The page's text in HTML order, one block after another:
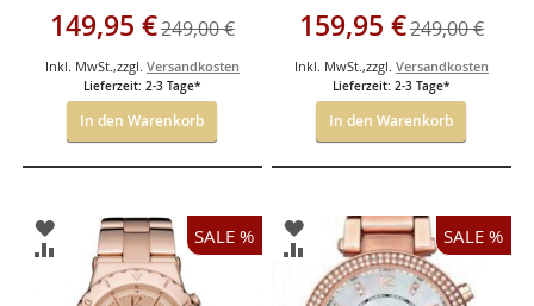
Sonderangebot
149,95 €249,00 €
Inkl. MwSt.,zzgl. Versandkosten
Lieferzeit: 2-3 Tage*
In den Warenkorb
Sonderangebot
159,95 €249,00 €
Inkl. MwSt.,zzgl. Versandkosten
Lieferzeit: 2-3 Tage*
In den Warenkorb
SALE %
ZUR
WUNSCHLISTE
HINZUFÜGEN
ZUR
VERGLEICHSLISTE
HINZUFÜGEN
SALE %
ZUR
WUNSCHLISTE
HINZUFÜGEN
ZUR
VERGLEICHSLISTE
HINZUFÜGEN